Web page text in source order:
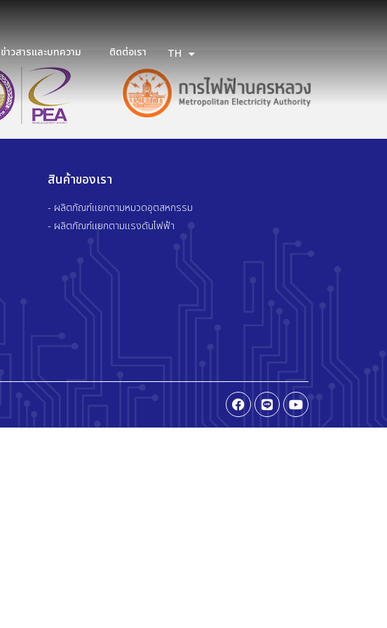
ข่าวสารและบทความ ติดต่อเรา TH
EN
สินค้าของเรา
- ผลิตภัณฑ์แยกตามหมวดอุตสหกรรม
- ผลิตภัณฑ์แยกตามแรงดันไฟฟ้า